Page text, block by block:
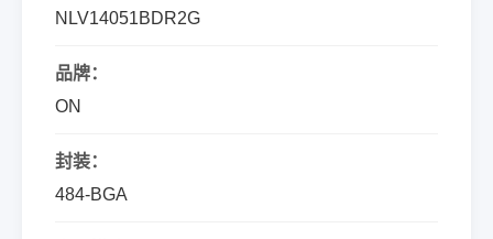
NLV14051BDR2G
品牌：
ON
封装：
484-BGA